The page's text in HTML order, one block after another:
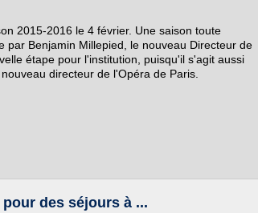
2015-2016 le 4 février. Une saison toute
par Benjamin Millepied, le nouveau Directeur de
étape pour l'institution, puisqu'il s'agit aussi
directeur de l'Opéra de Paris.
des séjours à ...